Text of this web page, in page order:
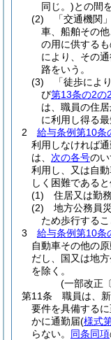
同じ。)との間
(2)
「交通機関
車、船舶その
の用に供する
により、その
路をいう。
(3)
「徒歩によ
び第13条の2の2
は、職員の住
に利用し得る最
2
給与条例第10条
利用しなければ
は、 次の各号の
利用し、又は自
しく困難である
(1)
住居又は勤
(2)
地方公務員
ため歩行する
3
給与条例第10条
自動車その他の
だし、国又は地
を除く。
(一部改正
第11条
職員は、
要件を具備する
かに通勤届(様式
らない。 同条同項